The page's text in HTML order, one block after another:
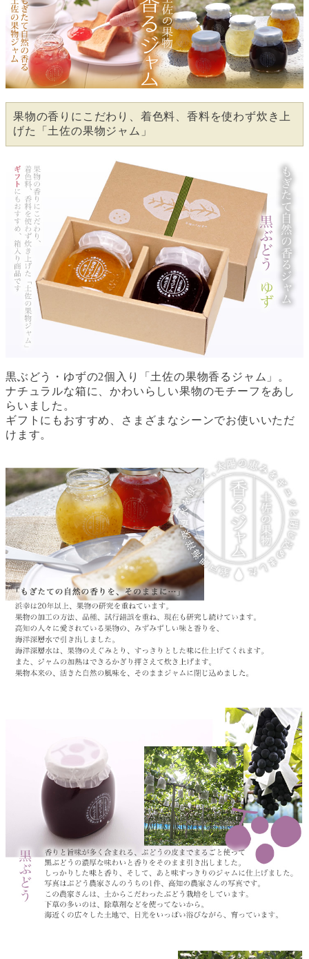
果物の香りにこだわり、着色料、香料を使わず炊き上
げた「土佐の果物ジャム」
黒ぶどう・ゆずの2個入り「土佐の果物香るジャム」。
ナチュラルな箱に、かわいらしい果物のモチーフをあし
らいました。
ギフトにもおすすめ、さまざまなシーンでお使いいただ
けます。